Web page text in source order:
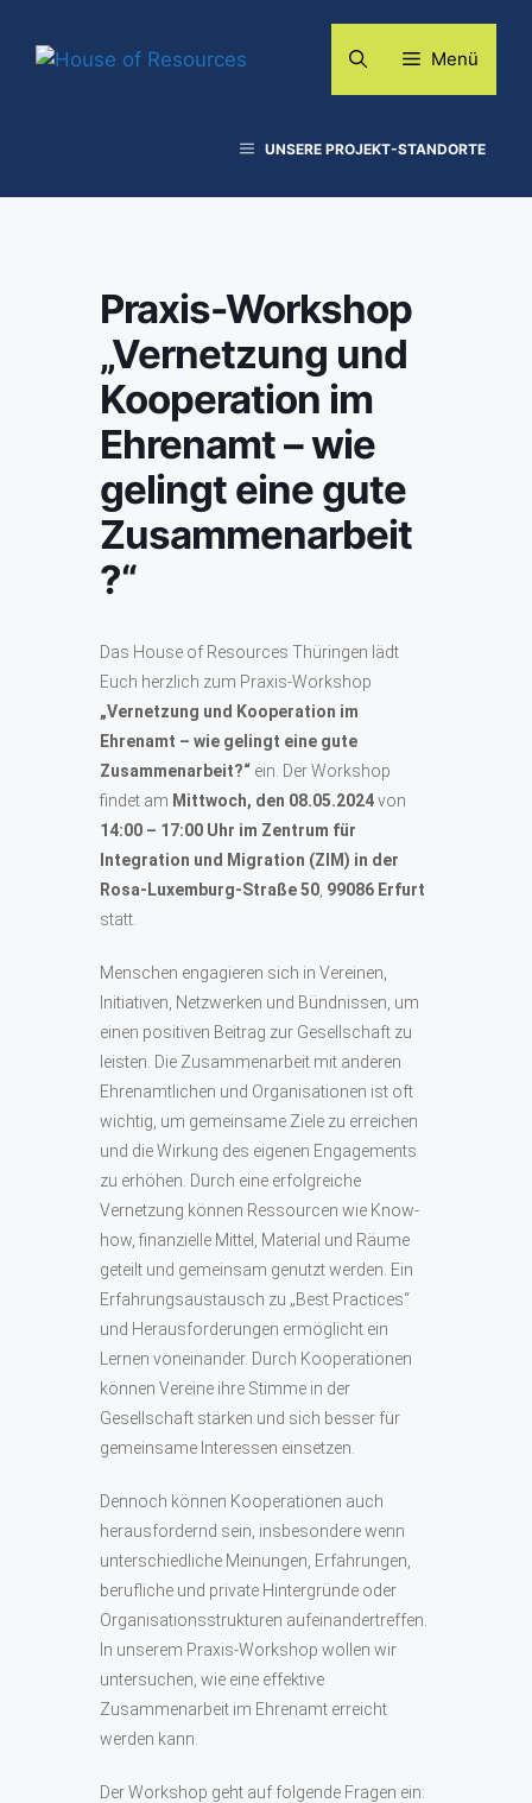
Inhalt
springen
Menü
UNSERE PROJEKT-STANDORTE
Praxis-Workshop
„Vernetzung und
Kooperation im
Ehrenamt – wie
gelingt eine gute
Zusammenarbeit
?“
Das House of Resources Thüringen lädt
Euch herzlich zum Praxis-Workshop
„Vernetzung und Kooperation im
Ehrenamt – wie gelingt eine gute
Zusammenarbeit?“ ein. Der Workshop
findet am Mittwoch, den 08.05.2024von
14:00 – 17:00 Uhr im Zentrum für
Integration und Migration (ZIM) in der
Rosa-Luxemburg-Straße 50 99086 Erfurt
statt.
Menschen engagieren sich in Vereinen,
Initiativen, Netzwerken und Bündnissen, um
einen positiven Beitrag zur Gesellschaft zu
leisten. Die Zusammenarbeit mit anderen
Ehrenamtlichen und Organisationen ist oft
wichtig, um gemeinsame Ziele zu erreichen
und die Wirkung des eigenen Engagements
zu erhöhen. Durch eine erfolgreiche
Vernetzung können Ressourcen wie Know-
how, finanzielle Mittel, Material und Räume
geteilt und gemeinsam genutzt werden. Ein
Erfahrungsaustausch zu „Best Practices“
und Herausforderungen ermöglicht ein
Lernen voneinander. Durch Kooperationen
können Vereine ihre Stimme in der
Gesellschaft stärken und sich besser für
gemeinsame Interessen einsetzen.
Dennoch können Kooperationen auch
herausfordernd sein, insbesondere wenn
unterschiedliche Meinungen, Erfahrungen,
berufliche und private Hintergründe oder
Organisationsstrukturen aufeinandertreffen.
In unserem Praxis-Workshop wollen wir
untersuchen, wie eine effektive
Zusammenarbeit im Ehrenamt erreicht
werden kann.
Der Workshop geht auf folgende Fragen ein: